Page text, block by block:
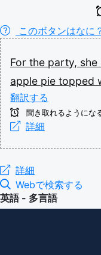
このボタンはなに
For the party, she
apple pie topped
翻訳する
聞き取れるようにな
詳細
詳細
Webで検索する
英語 - 多言語